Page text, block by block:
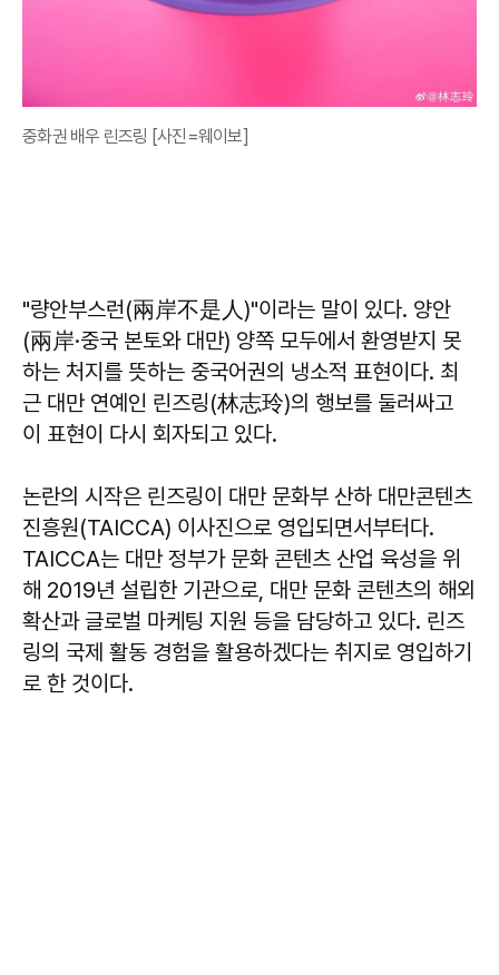
중화권 배우 린즈링 [사진=웨이보]
"량안부스런(兩岸不是人)"이라는 말이 있다. 양안
(兩岸·중국 본토와 대만) 양쪽 모두에서 환영받지 못
하는 처지를 뜻하는 중국어권의 냉소적 표현이다. 최
근 대만 연예인 린즈링(林志玲)의 행보를 둘러싸고
이 표현이 다시 회자되고 있다.
논란의 시작은 린즈링이 대만 문화부 산하 대만콘텐츠
진흥원(TAICCA) 이사진으로 영입되면서부터다.
TAICCA는 대만 정부가 문화 콘텐츠 산업 육성을 위
해 2019년 설립한 기관으로, 대만 문화 콘텐츠의 해외
확산과 글로벌 마케팅 지원 등을 담당하고 있다. 린즈
링의 국제 활동 경험을 활용하겠다는 취지로 영입하기
로 한 것이다.